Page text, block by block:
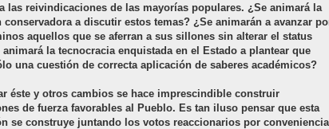
las reivindicaciones de las mayorías populares. ¿Se animará la
a discutir estos temas? ¿Se animarán a avanzar
aquellos que se aferran a sus sillones sin alterar el status
la tecnocracia enquistada en el Estado a plantear que
una cuestión de correcta aplicación de saberes académicos?
éste y otros cambios se hace imprescindible construir
de fuerza favorables al Pueblo. Es tan iluso pensar que esta
se construye juntando los votos reaccionarios por conveniencia